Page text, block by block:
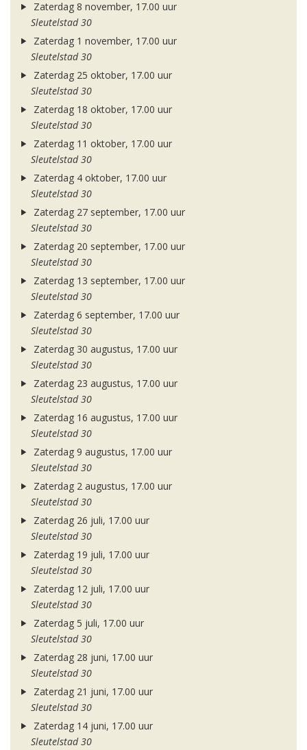
Zaterdag 8 november, 17.00 uur
Sleutelstad 30
Zaterdag 1 november, 17.00 uur
Sleutelstad 30
Zaterdag 25 oktober, 17.00 uur
Sleutelstad 30
Zaterdag 18 oktober, 17.00 uur
Sleutelstad 30
Zaterdag 11 oktober, 17.00 uur
Sleutelstad 30
Zaterdag 4 oktober, 17.00 uur
Sleutelstad 30
Zaterdag 27 september, 17.00 uur
Sleutelstad 30
Zaterdag 20 september, 17.00 uur
Sleutelstad 30
Zaterdag 13 september, 17.00 uur
Sleutelstad 30
Zaterdag 6 september, 17.00 uur
Sleutelstad 30
Zaterdag 30 augustus, 17.00 uur
Sleutelstad 30
Zaterdag 23 augustus, 17.00 uur
Sleutelstad 30
Zaterdag 16 augustus, 17.00 uur
Sleutelstad 30
Zaterdag 9 augustus, 17.00 uur
Sleutelstad 30
Zaterdag 2 augustus, 17.00 uur
Sleutelstad 30
Zaterdag 26 juli, 17.00 uur
Sleutelstad 30
Zaterdag 19 juli, 17.00 uur
Sleutelstad 30
Zaterdag 12 juli, 17.00 uur
Sleutelstad 30
Zaterdag 5 juli, 17.00 uur
Sleutelstad 30
Zaterdag 28 juni, 17.00 uur
Sleutelstad 30
Zaterdag 21 juni, 17.00 uur
Sleutelstad 30
Zaterdag 14 juni, 17.00 uur
Sleutelstad 30